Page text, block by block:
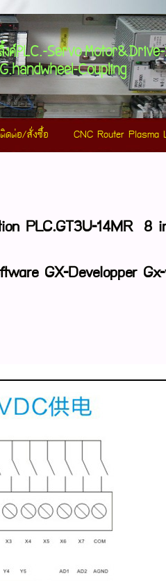
งค์PLC.-Servo
Coupling
ติดต่อ/สั่งซื้อ CNC Router Plasma
PLC.GT3U-14MR 8
GX-Developper